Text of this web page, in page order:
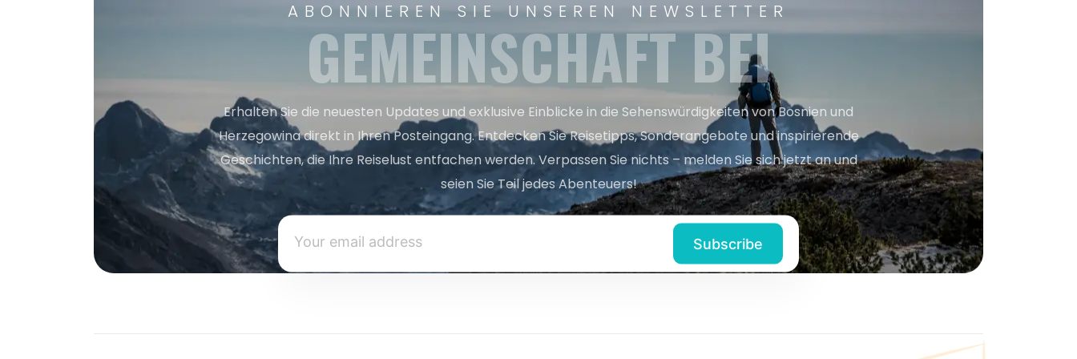
ABONNIEREN SIE UNSEREN NEWSLETTER
GEMEINSCHAFT BEI
Erhalten Sie die neuesten Updates und exklusive Einblicke in die Sehenswürdigkeiten von Bosnien und
Herzegowina direkt in Ihren Posteingang. Entdecken Sie Reisetipps, Sonderangebote und inspirierende
Geschichten, die Ihre Reiselust entfachen werden. Verpassen Sie nichts – melden Sie sich jetzt an und
seien Sie Teil jedes Abenteuers!